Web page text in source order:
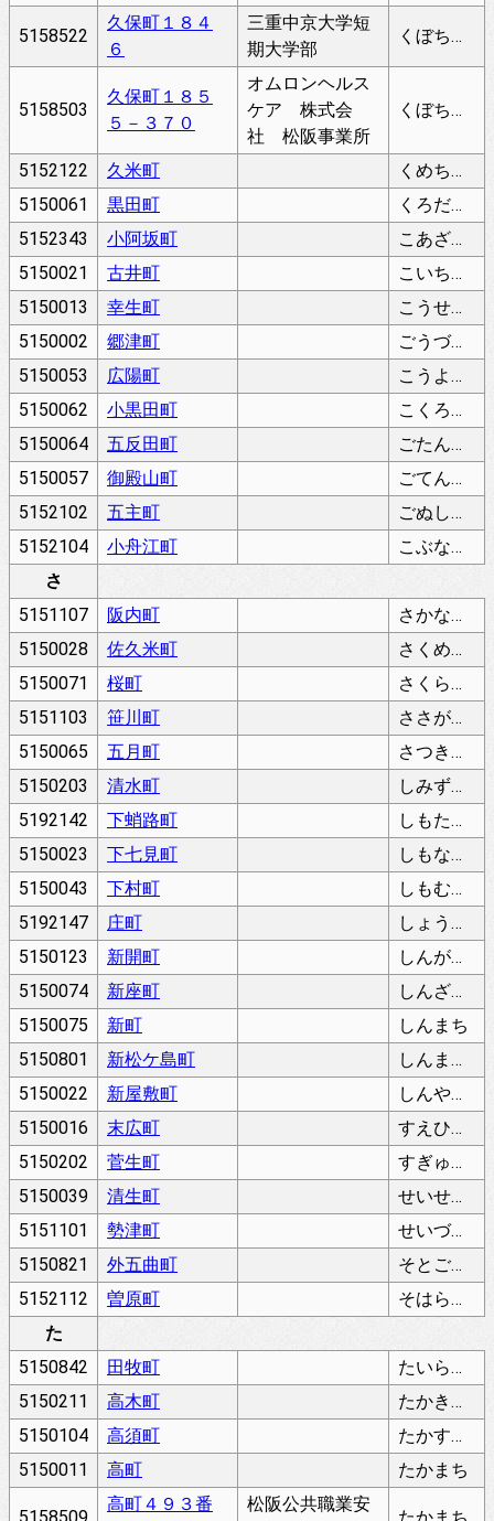
5158522
久保町１８４
６
三重中京大学短
期大学部
くぼちょう
5158503
久保町１８５
５－３７０
オムロンヘルス
ケア 株式会
社 松阪事業所
くぼちょう
5152122 久米町
くめちょう
5150061
黒田町
くろだまち
5152343
小阿坂町
こあざかちょう
5150021
古井町
こいちょう
5150013
幸生町
こうせいちょう
5150002
郷津町
ごうづちょう
5150053
広陽町
こうようちょう
5150062
小黒田町
こくろだちょう
5150064
五反田町
ごたんだちょう
5150057
御殿山町
ごてんやまちょう
5152102
五主町
ごぬしちょう
5152104
小舟江町
こぶなえちょう
さ
5151107
阪内町
さかないちょう
5150028
佐久米町
さくめちょう
5150071
桜町
さくらちょう
5151103
笹川町
ささがわちょう
5150065
五月町
さつきちょう
5150203
清水町
しみずちょう
5192142
下蛸路町
しもたこじちょう
5150023
下七見町
しもななみちょう
5150043
下村町
しもむらちょう
5192147
庄町
しょうちょう
5150123
新開町
しんがいちょう
5150074
新座町
しんざまち
5150075
新町
しんまち
5150801
新松ケ島町
しんまつがしまちょう
5150022
新屋敷町
しんやしきちょう
5150016
末広町
すえひろちょう
5150202
菅生町
すぎゅうちょう
5150039
清生町
せいせいちょう
5151101
勢津町
せいづちょう
5150821
外五曲町
そとごまがりちょう
5152112
曽原町
そはらちょう
た
5150842
田牧町
たいらちょう
5150211
高木町
たかきちょう
5150104
高須町
たかすちょう
5150011
高町 たかまち
高町４９３番
松阪公共職業安